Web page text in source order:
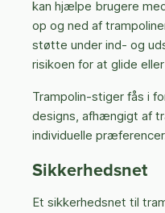
kan hjælpe brugere
op og ned af
støtte under ind- og
risikoen for at glide
Trampolin-stiger fås i
designs, afhængigt af
individuelle
Sikkerhedsnet
Et sikkerhedsnet til